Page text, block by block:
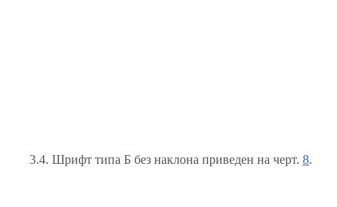
3.4. Шрифт типа Б без наклона приведен на черт. 8.